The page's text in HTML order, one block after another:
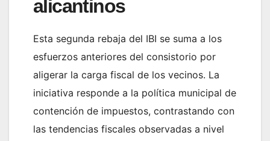
alicantinos
Esta segunda rebaja del IBI se suma a los
esfuerzos anteriores del consistorio por
aligerar la carga fiscal de los vecinos. La
iniciativa responde a la política municipal de
contención de impuestos, contrastando con
las tendencias fiscales observadas a nivel